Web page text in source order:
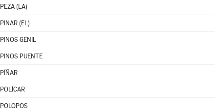
PEZA (LA)
PINAR (EL)
PINOS GENIL
PINOS PUENTE
PÍÑAR
POLÍCAR
POLOPOS